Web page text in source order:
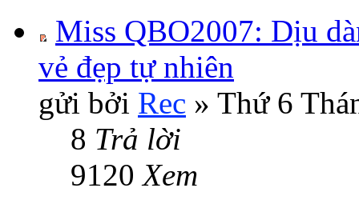
Miss QBO2007: Dịu
vẻ đẹp tự nhiên
gửi bởi Rec » Thứ 6
8 Trả lời
9120Xem